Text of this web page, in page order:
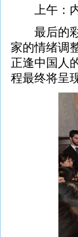
上午：内
最后的彩
家的情绪调
正逢中国人
程最终将呈